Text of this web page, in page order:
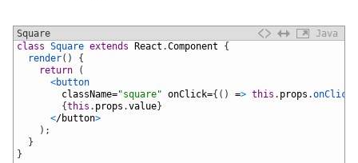
Square
Java
class Square extends React .Component
{
render( )
{
return
(
<button
className="square" onClick={ ( ) => this . props .onClick
{this . props .value}
</button>
) ;
}
}